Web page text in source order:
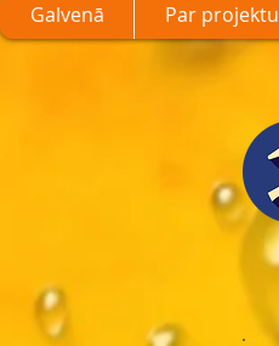
Galvenā Par projektu